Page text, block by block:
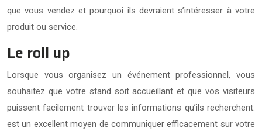
que vous vendez et pourquoi ils devraient s’intéresser à votre
produit ou service.
Le roll up
Lorsque vous organisez un événement professionnel, vous
souhaitez que votre stand soit accueillant et que vos visiteurs
puissent facilement trouver les informations qu’ils recherchent.
est un excellent moyen de communiquer efficacement sur votre